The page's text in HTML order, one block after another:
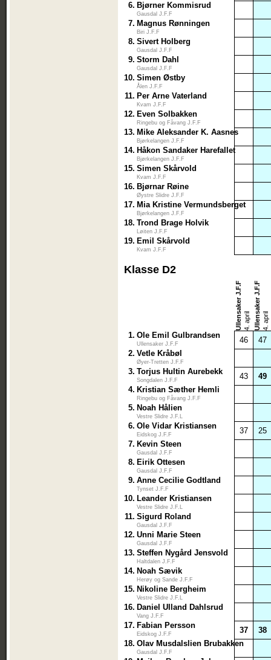
6. Bjørner Kommisrud
Gausdal J.F.F
7. Magnus Rønningen
Biri J.F.F
8. Sivert Holberg
Gausdal J.F.F
9. Storm Dahl
Gausdal J.F.F
10. Simen Østby
Ålen J.F.F
11. Per Arne Vaterland
Kvam J.F.F
12. Even Solbakken
Ringebu og Fåvang J.F.F
13. Mike Aleksander K. Aasnes
Bjørkelangen J.F.F
14. Håkon Sandaker Harefallet
Bjørkelangen J.F.F
15. Simen Skårvold
Kvam J.F.F
16. Bjørnar Røine
Øystre Slidre J.F.F
17. Mia Kristine Vermundsberget
Bjørkelangen J.F.F
18. Trond Brage Holvik
Løiten J.F.F
19. Emil Skårvold
Kvam J.F.F
Klasse D2
Ullensaker J.F.F 4. april Ullensaker J.F.F 4. april
1. Ole Emil Gulbrandsen
Ullensaker J.F.F 46
47
2. Vetle Kråbøl
Øyer-Tretten J.F.F
3. Torjus Hultin Aurebekk
Songdalen J.F.F 43
49
4. Kristian Sæther Hemli
Ringebu og Fåvang J.F.F
5. Noah Hålien
Vestre Slidre J.F.L
6. Ole Vidar Kristiansen
Eidskog J.F.F 37
25
7. Kevin Steen
Gausdal J.F.F
8. Eirik Ottesen
Gausdal J.F.F
9. Anne Cecilie Godtland
Tynset J.F.F
10. Leander Kristiansen
Vestre Slidre J.F.L
11. Sigurd Roland
Gausdal J.F.F
12. Unni Marie Steen
Gausdal J.F.F
13. Steffen Nygård Jensvold
Haltdalen J.F.F
14. Noah Sævik
Herøy og Sande J.F.F
15. Nikoline Bergheim
Vestre Slidre J.F.L
16. Daniel Ulland Dahlsrud
Vang J.F.F
17. Fabian Persson
Eidskog J.F.F 37
38
18. Olav Musdalslien Brubakken
Gausdal J.F.F